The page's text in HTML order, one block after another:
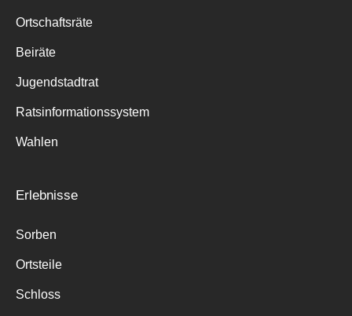
Ortschaftsräte
Beiräte
Jugendstadtrat
Ratsinformationssystem
Wahlen
Erlebnisse
Sorben
Ortsteile
Schloss